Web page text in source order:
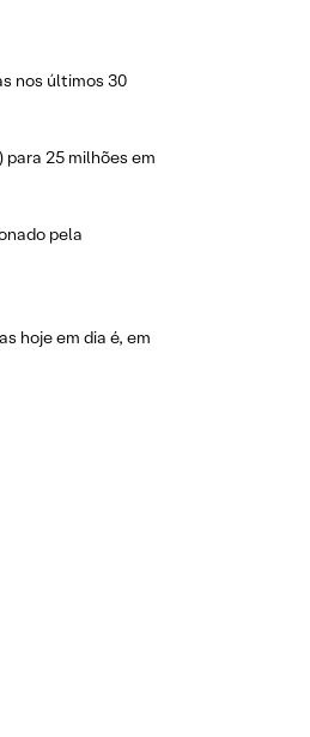
nos últimos 30
25 milhões em
pela
hoje em dia é, em